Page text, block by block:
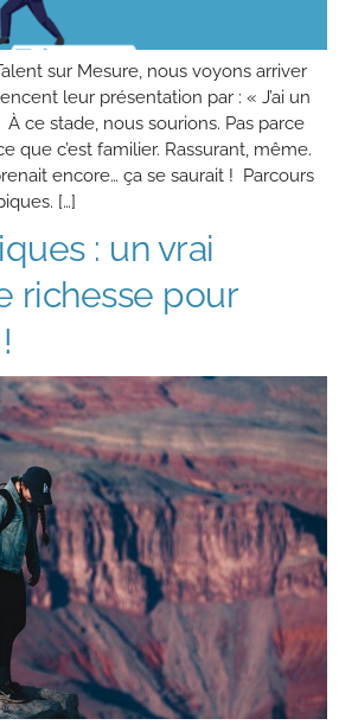
sur Mesure, nous voyons arriver
leur présentation par : « J’ai un
ce stade, nous sourions. Pas parce
que c’est familier. Rassurant, même.
encore… ça se saurait ! Parcours
[…]
: un vrai
richesse pour